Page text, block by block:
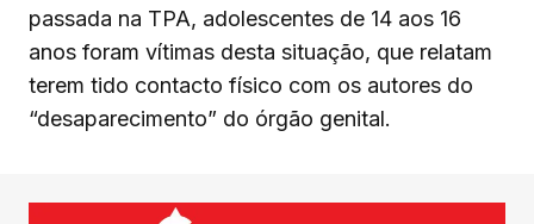
passada na TPA, adolescentes de 14 aos 16
anos foram vítimas desta situação, que relatam
terem tido contacto físico com os autores do
“desaparecimento” do órgão genital.